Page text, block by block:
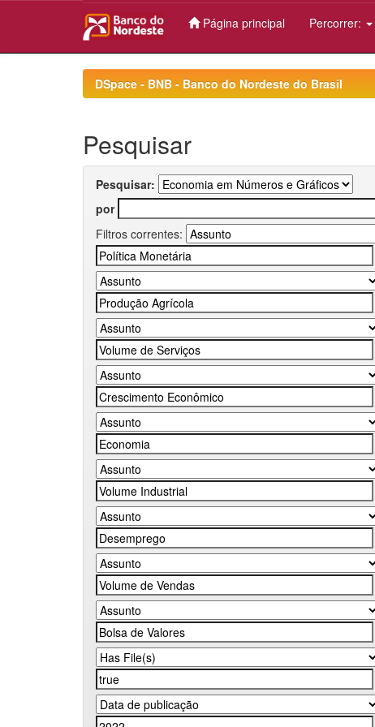
Página principal Percorrer:
DSpace - BNB - Banco do Nordeste do Brasil
Pesquisar
Pesquisar:
por
Filtros correntes: